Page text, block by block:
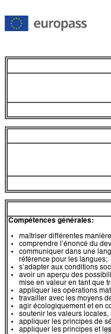
Compétences générales:
maîtriser différentes
comprendre l’énoncé du
communiquer dans une
référence pour les langues;
s’adapter aux conditions
avoir un aperçu des
mise en valeur en tant que
appliquer les opérations
travailler avec les moyens
agir écologiquement et en
soutenir les valeurs
appliquer les principes de
appliquer les principes et